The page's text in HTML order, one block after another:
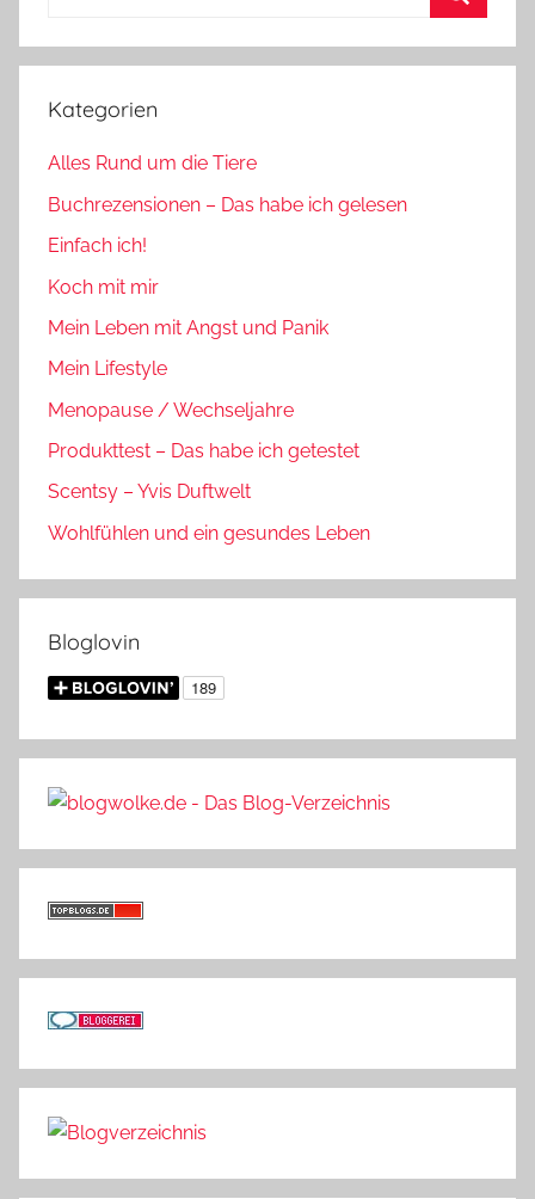
Kategorien
Alles Rund um die Tiere
Buchrezensionen – Das habe ich gelesen
Einfach ich!
Koch mit mir
Mein Leben mit Angst und Panik
Mein Lifestyle
Menopause / Wechseljahre
Produkttest – Das habe ich getestet
Scentsy – Yvis Duftwelt
Wohlfühlen und ein gesundes Leben
Bloglovin